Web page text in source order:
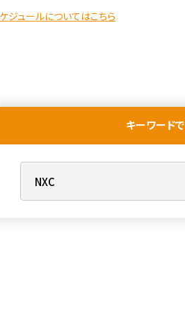
ジュールについてはこちら
キーワード